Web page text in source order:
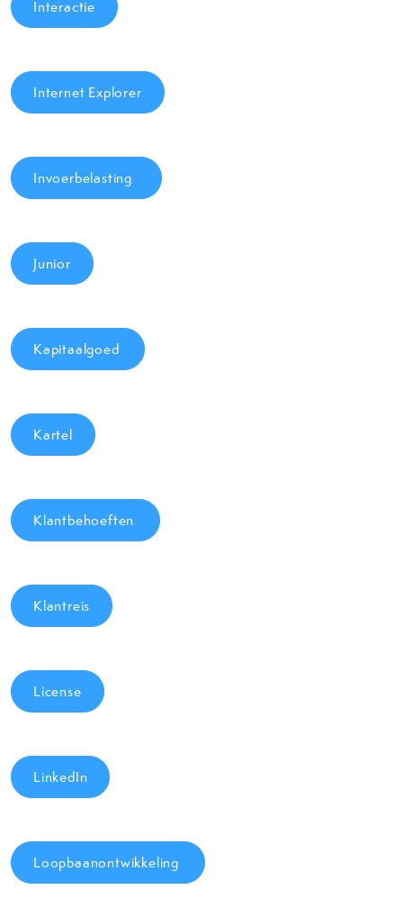
Interactie
Internet Explorer
Invoerbelasting
Junior
Kapitaalgoed
Kartel
Klantbehoeften
Klantreis
License
LinkedIn
Loopbaanontwikkeling